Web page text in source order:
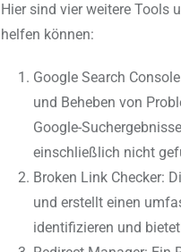
Hier sind vier weitere Tools
helfen können:
Google Search
und Beheben von
Google-
einschließlich nicht
Broken Link Checker:
und erstellt einen
identifizieren und